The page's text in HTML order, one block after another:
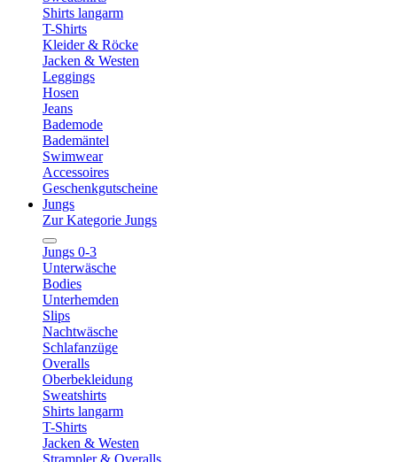
Shirts langarm
T-Shirts
Kleider & Röcke
Jacken & Westen
Leggings
Hosen
Jeans
Bademode
Bademäntel
Swimwear
Accessoires
Geschenkgutscheine
Jungs
Zur Kategorie Jungs
Jungs 0-3
Unterwäsche
Bodies
Unterhemden
Slips
Nachtwäsche
Schlafanzüge
Overalls
Oberbekleidung
Sweatshirts
Shirts langarm
T-Shirts
Jacken & Westen
Strampler & Overalls